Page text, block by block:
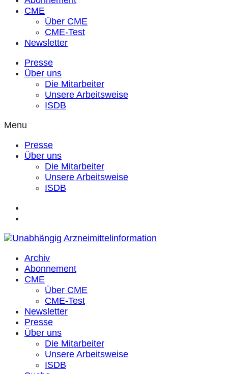
CME
Über CME
CME-Test
Newsletter
Presse
Über uns
Die Mitarbeiter
Unsere Arbeitsweise
ISDB
Menu
Presse
Über uns
Die Mitarbeiter
Unsere Arbeitsweise
ISDB
Archiv
Abonnement
CME
Über CME
CME-Test
Newsletter
Presse
Über uns
Die Mitarbeiter
Unsere Arbeitsweise
ISDB